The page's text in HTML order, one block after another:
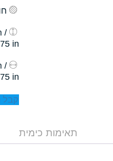
/
in
/
in
קבל
תאימות כימית